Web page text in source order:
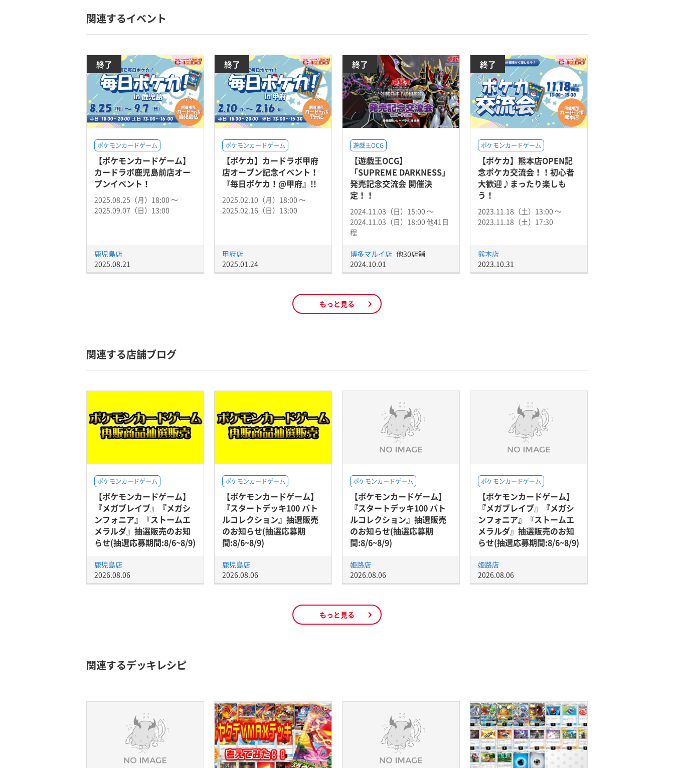
関連するイベント
終了
ポケモンカードゲーム
【ポケモンカードゲーム】
カードラボ鹿児島前店オー
プンイベント！
2025.08.25（月）18:00 〜
2025.09.07（日）13:00
鹿児島店
2025.08.21
終了
ポケモンカードゲーム
【ポケカ】カードラボ甲府
店オープン記念イベント！
『毎日ポケカ！@甲府』!!
2025.02.10（月）18:00 〜
2025.02.16（日）13:00
甲府店
2025.01.24
終了
遊戯王OCG
【遊戯王OCG】
「SUPREME DARKNESS」
発売記念交流会 開催決
定！！
2024.11.03（日）15:00 〜
2024.11.03（日）18:00 他41日
程
博多マルイ店 他30店舗
2024.10.01
終了
ポケモンカードゲーム
【ポケカ】熊本店OPEN記
念ポケカ交流会！！初心者
大歓迎♪まったり楽しも
う！
2023.11.18（土）13:00 〜
2023.11.18（土）17:30
熊本店
2023.10.31
もっと見る
関連する店舗ブログ
ポケモンカードゲーム
【ポケモンカードゲーム】
『メガブレイブ』『メガシ
ンフォニア』『ストームエ
メラルダ』抽選販売のお知
らせ(抽選応募期間:8/6~8/9)
鹿児島店
2026.08.06
ポケモンカードゲーム
【ポケモンカードゲーム】
『スタートデッキ100 バト
ルコレクション』抽選販売
のお知らせ(抽選応募期
間:8/6~8/9)
鹿児島店
2026.08.06
ポケモンカードゲーム
【ポケモンカードゲーム】
『スタートデッキ100 バト
ルコレクション』抽選販売
のお知らせ(抽選応募期
間:8/6~8/9)
姫路店
2026.08.06
ポケモンカードゲーム
【ポケモンカードゲーム】
『メガブレイブ』『メガシ
ンフォニア』『ストームエ
メラルダ』抽選販売のお知
らせ(抽選応募期間:8/6~8/9)
姫路店
2026.08.06
もっと見る
関連するデッキレシピ